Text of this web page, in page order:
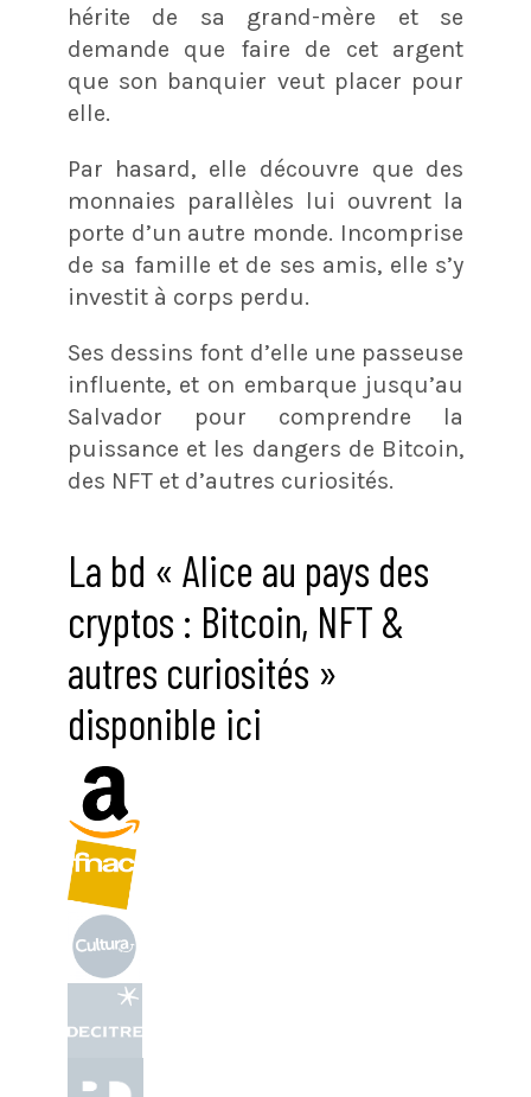
hérite de sa grand-mère et se
demande que faire de cet argent
que son banquier veut placer pour
elle.
Par hasard, elle découvre que des
monnaies parallèles lui ouvrent la
porte d’un autre monde. Incomprise
de sa famille et de ses amis, elle s’y
investit à corps perdu.
Ses dessins font d’elle une passeuse
influente, et on embarque jusqu’au
Salvador pour comprendre la
puissance et les dangers de Bitcoin,
des NFT et d’autres curiosités.
La bd « Alice au pays des
cryptos : Bitcoin, NFT &
autres curiosités »
disponible ici